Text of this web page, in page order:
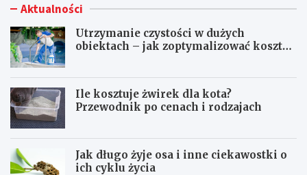
h
Aktualności
Utrzymanie czystości w dużych
obiektach – jak zoptymalizować koszty
Ile kosztuje żwirek dla kota?
Przewodnik po cenach i rodzajach
Jak długo żyje osa i inne ciekawostki o
ich cyklu życia